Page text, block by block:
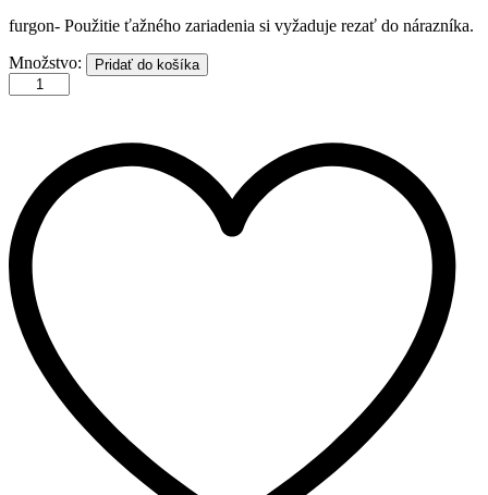
furgon- Použitie ťažného zariadenia si vyžaduje rezať do nárazníka.
MERCEDES
Vario
1996-
2013
S
množstvo
Množstvo: Pridať do košíka